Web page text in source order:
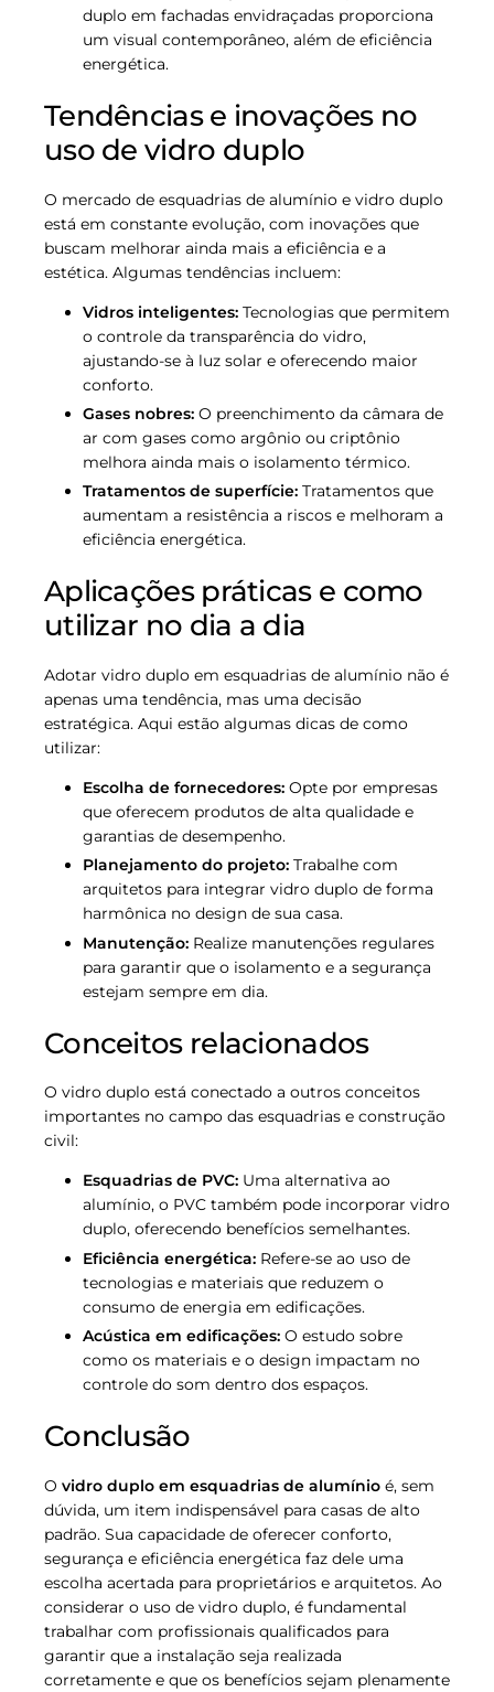
duplo em fachadas envidraçadas proporciona
um visual contemporâneo, além de eficiência
energética.
Tendências e inovações no
uso de vidro duplo
O mercado de esquadrias de alumínio e vidro duplo
está em constante evolução, com inovações que
buscam melhorar ainda mais a eficiência e a
estética. Algumas tendências incluem:
Vidros inteligentes: Tecnologias que permitem
o controle da transparência do vidro,
ajustando-se à luz solar e oferecendo maior
conforto.
Gases nobres: O preenchimento da câmara de
ar com gases como argônio ou criptônio
melhora ainda mais o isolamento térmico.
Tratamentos de superfície: Tratamentos que
aumentam a resistência a riscos e melhoram a
eficiência energética.
Aplicações práticas e como
utilizar no dia a dia
Adotar vidro duplo em esquadrias de alumínio não é
apenas uma tendência, mas uma decisão
estratégica. Aqui estão algumas dicas de como
utilizar:
Escolha de fornecedores: Opte por empresas
que oferecem produtos de alta qualidade e
garantias de desempenho.
Planejamento do projeto: Trabalhe com
arquitetos para integrar vidro duplo de forma
harmônica no design de sua casa.
Manutenção: Realize manutenções regulares
para garantir que o isolamento e a segurança
estejam sempre em dia.
Conceitos relacionados
O vidro duplo está conectado a outros conceitos
importantes no campo das esquadrias e construção
civil:
Esquadrias de PVC: Uma alternativa ao
alumínio, o PVC também pode incorporar vidro
duplo, oferecendo benefícios semelhantes.
Eficiência energética: Refere-se ao uso de
tecnologias e materiais que reduzem o
consumo de energia em edificações.
Acústica em edificações: O estudo sobre
como os materiais e o design impactam no
controle do som dentro dos espaços.
Conclusão
O vidro duplo em esquadrias de alumínio é, sem
dúvida, um item indispensável para casas de alto
padrão. Sua capacidade de oferecer conforto,
segurança e eficiência energética faz dele uma
escolha acertada para proprietários e arquitetos. Ao
considerar o uso de vidro duplo, é fundamental
trabalhar com profissionais qualificados para
garantir que a instalação seja realizada
corretamente e que os benefícios sejam plenamente